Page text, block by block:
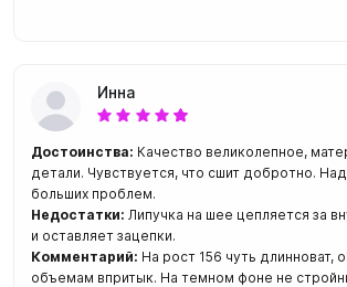
Инна
Достоинства: Качество великолепное,
детали. Чувствуется, что сшит добротно.
больших проблем.
Недостатки: Липучка на шее цепляется за
и оставляет зацепки.
Комментарий: На рост 156 чуть длинноват,
объемам впритык. На темном фоне не